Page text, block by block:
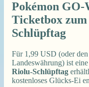
Pokémon
Ticketbox
Schlüpftag
Für 1,99 USD (oder den
Landeswährung) ist eine
Riolu-Schlüpftag
kostenloses Glücks-Ei